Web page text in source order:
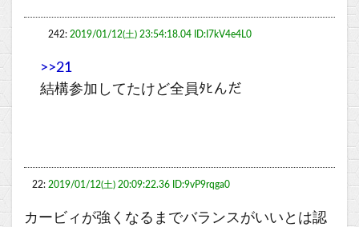
242: 2019/01/12(土) 23:54:18.04 ID:I7kV4e4L0
>>21
結構参加してたけど全員ﾀﾋんだ
22: 2019/01/12(土) 20:09:22.36 ID:9vP9rqga0
カービィが強くなるまでバランスがいいとは認